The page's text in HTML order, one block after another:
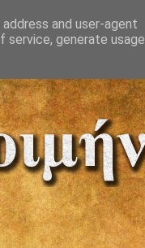
and user-agent
service, generate usage